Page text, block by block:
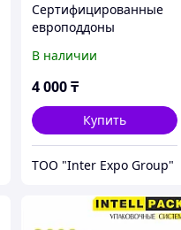
Сертифицированные
европоддоны
В наличии
4 000 ₸
Купить
ТОО "Inter Expo Group"